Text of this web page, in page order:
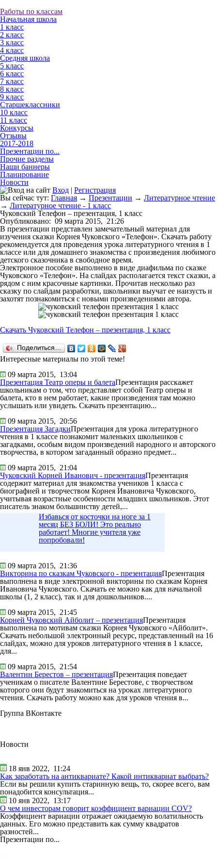
Работы по классам
Начальная школа
1 класс
2 класс
3 класс
4 класс
Средняя школа
5 класс
6 класс
7 класс
8 класс
9 класс
Старшеклассники
10 класс
11 класс
Конкурсы
Отзывы
2017-2018
Презентации по...
Прочие разделы
Наши баннеры
Планирование
Новости
Вход | Регистрация
Вы сейчас тут: Главная → Презентации → Литературное чтение
→ Литературное чтение - 1 класс
Чуковский Телефон – презентация, 1 класс
Опубликовано: 09 марта 2015, 21:26
В презентации представлен замечательный материал для
изучения сказки Корнея Чуковского «Телефон». Скачать работу
рекомендуется для проведения урока литературного чтения в 1
классе или для домашнего знакомства с произведения любимого
детского сказочника в свободное время.
Электронное пособие выполнено в виде диафильма по сказке
Чуковского «Телефон». На слайдах располагается текст сказки, а
рядом с ним красочные картинки. Прочитав несколько раз
сказку по слайдам разработки, школьники выучат ее наизусть и
захотят познакомиться с новыми произведениями автора.
Скачать Чуковский Телефон – презентация, 1 класс
Поделиться…
Интересные материалы по этой теме!
09 марта 2015, 13:04
Презентация Театр оперы и балетаПрезентация расскажет
школьникам о том, что представляет собой Театр оперы и
балета, кто в нем работает, какие произведения там можно
услышать или увидеть. Скачать презентацию...
09 марта 2015, 20:56
Презентация ЗагадкиПрезентация для урока литературного
чтения в 1 классе познакомит маленьких школьников с
загадками, особым видом произведений народного и авторского
творчества, в котором загаданный образно предмет...
09 марта 2015, 21:04
Чуковский Корней Иванович - презентацияПрезентация
содержит материал для знакомства учеников 1 класса с
биографией и творчеством Корнея Ивановича Чуковского,
учитывая возрастные особенности младших школьников. Этот
писатель знаком большинству детей,...
Избавься от косточки на ноге за 1
месяц БЕЗ БОЛИ! Это реально
работает! Многие учителя уже
попробовали!
09 марта 2015, 21:36
Викторина по сказкам Чуковского - презентацияПрезентация
выполнена в виде электронной викторины по сказкам Корнея
Ивановича Чуковского. Скачать ее можно как для начальной
школы (1, 2 класс), так и для дошкольников....
09 марта 2015, 21:45
Корней Чуковский Айболит – презентацияПрезентация
выполнена по мотивам сказки Корнея Чуковского «Айболит».
Скачать небольшой электронный ресурс, представленный на 16
слайдах, можно для уроков литературного чтения в 1 классе,
для...
09 марта 2015, 21:54
Валентин Берестов – презентацияПрезентация поведает
ученикам о писателе Валентине Берестове, с творчеством
которого они будут знакомиться на уроках литературного
чтения. Скачать работу можно как для уроков чтения в...
Группа ВКонтакте
Новости
18 янв 2022, 11:24
Как заработать на антиквариате? Какой интиквариат выбрать?
Если вы решили купить старинную вещь, то, скорее всего, вам
понадобится консультация...
10 янв 2022, 13:17
О чем инвесторам говорит коэффициент вариации COV?
Коэффициент вариации отражает ожидаемую волатильность
данных. Его можно представить как сумму квадратов
разностей...
Презентации по...